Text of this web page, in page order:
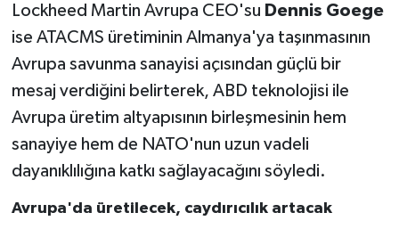
Lockheed Martin Avrupa CEO'su Dennis Goege
ise ATACMS üretiminin Almanya'ya taşınmasının
Avrupa savunma sanayisi açısından güçlü bir
mesaj verdiğini belirterek, ABD teknolojisi ile
Avrupa üretim altyapısının birleşmesinin hem
sanayiye hem de NATO'nun uzun vadeli
dayanıklılığına katkı sağlayacağını söyledi.
Avrupa'da üretilecek, caydırıcılık artacak